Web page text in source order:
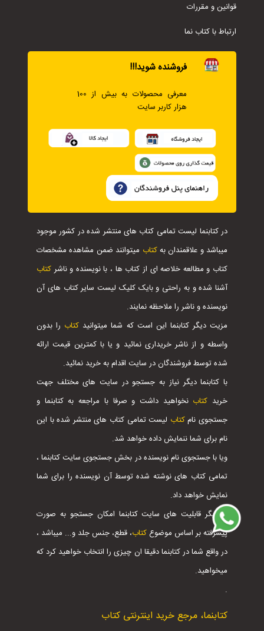
قوانین و مقررات
ارتباط با کتاب نما
فروشنده شوید!!!
معرفی محصولات به بیش از 100
هزار کاربر سایت
کتابنما، مرجع خرید اینترنتی کتاب
در کتابنما لیست تمامی کتاب های منتشر شده در کشور موجود
میباشد و علاقمندان بهکتاب میتوانند ضمن مشاهده مشخصات
کتاب و مطالعه خلاصه ای از کتاب ها ، با نویسنده و ناشر کتاب
آشنا شده و به راحتی و بایک کلیک لیست سایر کتاب های آن
نویسنده و ناشر را ملاحظه نمایند.
مزیت دیگر کتابنما این است که شما میتوانید کتاب را بدون
واسطه و از ناشر خریداری نمائید و یا با کمترین قیمت ارائه
شده توسط فروشندگان در سایت اقدام به خرید نمائید.
با کتابنما دیگر نیاز به جستجو در سایت های مختلف جهت
خرید کتابنخواهید داشت و صرفا با مراجعه به کتابنما و
جستجوی نامکتاب لیست تمامی کتاب های منتشر شده با این
نام برای شما ننمایش داده خواهد شد.
ویا با جستجوی نام نویسنده در بخش جستجوی سایت کتابنما ،
تمامی کتاب های نوشته شده توسط آن نویسنده را برای شما
نمایش خواهد داد.
از دیگر قابلیت های سایت کتابنما امکان جستجو به صورت
پیشرفته بر اساس موضوع کتاب، قطع، جنس جلد و... میباشد ،
در واقع شما در کتابنما دقیقا ان چیزی را انتخاب خواهید کرد که
میخواهید.
.